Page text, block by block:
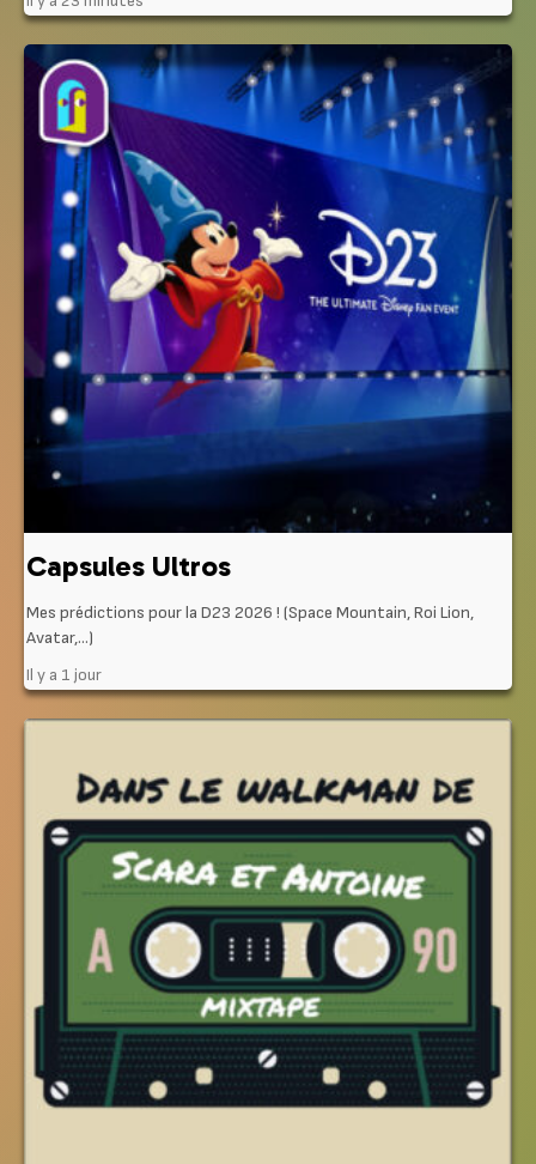
Capsules Ultros
Mes prédictions pour la D23 2026 ! (Space Mountain, Roi Lion,
Avatar,…)
Il y a 1 jour